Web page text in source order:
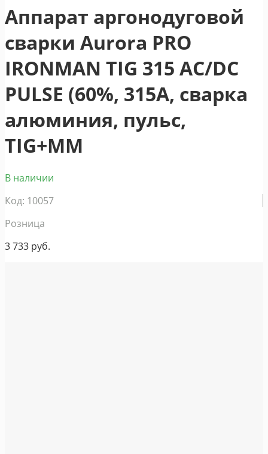
Аппарат аргонодуговой
сварки Aurora PRO
IRONMAN TIG 315 AC/DC
PULSE (60%, 315А, сварка
алюминия, пульс,
TIG+MM
В наличии
Код: 10057
Розница
3 733 руб.